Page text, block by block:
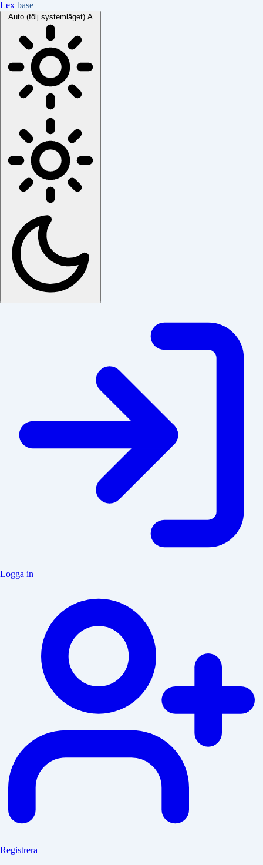
Lex base
Auto (följ systemläget) A
Logga in
Registrera